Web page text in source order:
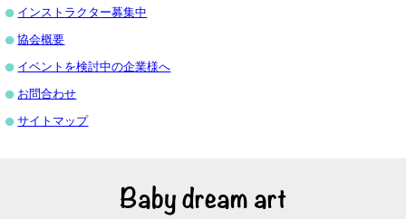
インストラクター募集中
協会概要
イベントを検討中の企業様へ
お問合わせ
サイトマップ
Baby dream art